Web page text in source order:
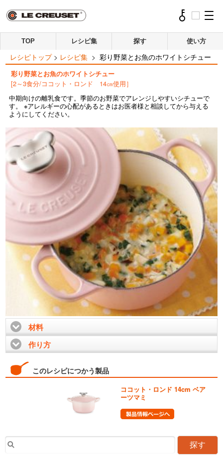
TOP レシピ集 探す 使い方
レシピトップ > レシピ集 > 彩り野菜とお魚のホワイトシチュー
彩り野菜とお魚のホワイトシチュー
[2～3食分/ココット・ロンド 14㎝使用］
中期向けの離乳食です。季節のお野菜でアレンジしやすいシチューで
す。 ※アレルギーの心配があるときはお医者様と相談してから与える
ようにしてください。
材料click to expand contents
作り方
このレシピにつかう製品
ココット・ロンド 14cm ベア
ーツマミ
探す